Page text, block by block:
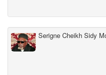
Serigne Cheikh Sidy